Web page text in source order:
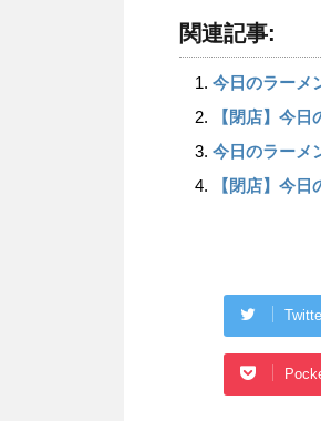
関連記事:
今日のラーメ
【閉店】今
今日のラーメ
【閉店】今